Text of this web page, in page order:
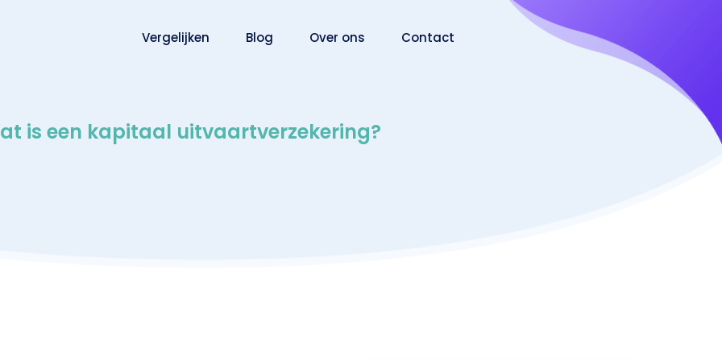
Vergelijken Blog Over ons Contact
is een kapitaal uitvaartverzekering?